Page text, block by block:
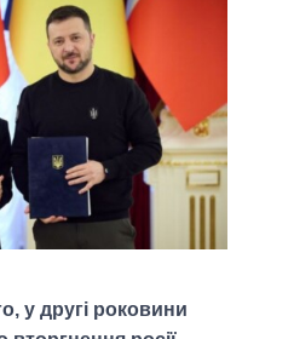
у другі роковини